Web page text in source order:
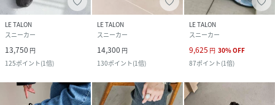
LE TALON
スニーカー
13,750 円
125ポイント(1倍)
LE TALON
スニーカー
14,300 円
130ポイント(1倍)
LE TALON
スニーカー
9,625 円 30%OFF
87ポイント(1倍)